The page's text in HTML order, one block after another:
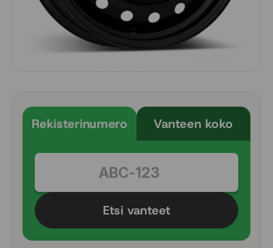
Rekisterinumero Vanteen koko
Etsi vanteet